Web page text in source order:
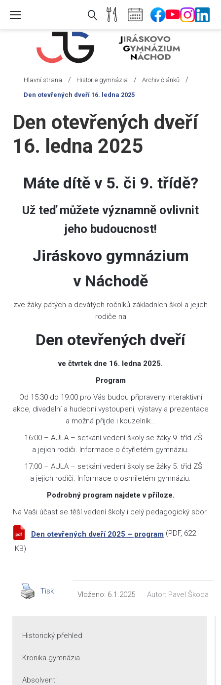
Hlavní strana / Historie gymnázia / Archiv článků /
Den otevřených dveří 16. ledna 2025
Den otevřených dveří
16. ledna 2025
Máte dítě v 5. či 9. třídě?
Už teď můžete významně ovlivnit
jeho budoucnost!
Jiráskovo gymnázium
v Náchodě
zve žáky pátých a devátých ročníků základních škol a jejich
rodiče na
Den otevřených dveří
ve čtvrtek dne 16. ledna 2025.
Program
Od 15:30 do 19:00 pro Vás budou připraveny interaktivní
akce, divadelní a hudební vystoupení, výstavy a prezentace
a možná přijde i kouzelník…
16:00 – AULA – setkání vedení školy se žáky 9. tříd ZŠ
a jejich rodiči. Informace o čtyřletém gymnáziu.
17:00 – AULA – setkání vedení školy se žáky 5. tříd ZŠ
a jejich rodiči. Informace o osmiletém gymnáziu.
Podrobný program najdete v příloze.
Na Vaši účast se těší vedení školy i celý pedagogický sbor.
Den otevřených dveří 2025 – program (PDF, 622
KB)
Tisk Vloženo: 6.1.2025 Autor: Pavel Škoda
Historický přehled
Kronika gymnázia
Absolventi